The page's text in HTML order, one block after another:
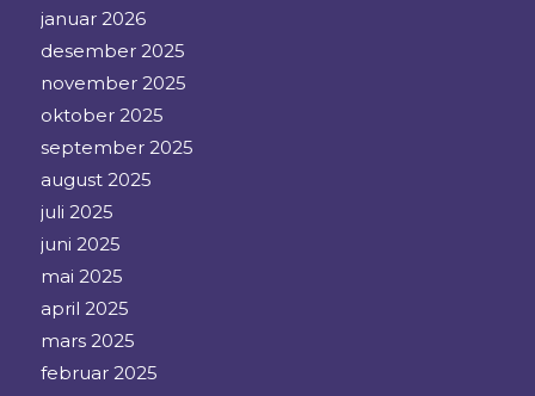
januar 2026
desember 2025
november 2025
oktober 2025
september 2025
august 2025
juli 2025
juni 2025
mai 2025
april 2025
mars 2025
februar 2025